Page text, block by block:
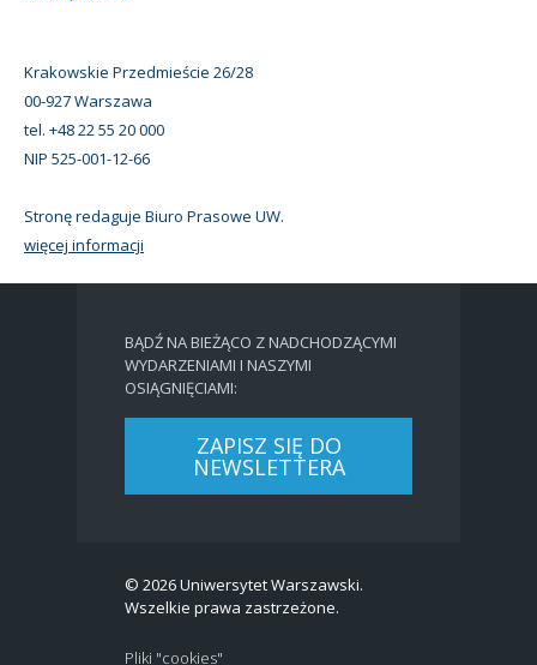
Krakowskie Przedmieście 26/28
00-927 Warszawa
tel. +48 22 55 20 000
NIP 525-001-12-66
Stronę redaguje Biuro Prasowe UW.
więcej informacji
BĄDŹ NA BIEŻĄCO Z NADCHODZĄCYMI
WYDARZENIAMI I NASZYMI
OSIĄGNIĘCIAMI:
ZAPISZ SIĘ DO
NEWSLETTERA
© 2026 Uniwersytet Warszawski.
Wszelkie prawa zastrzeżone.
Pliki "cookies"